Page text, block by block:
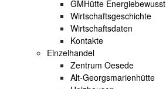
GMHütte Energiebewusst
Wirtschaftsgeschichte
Wirtschaftsdaten
Kontakte
Einzelhandel
Zentrum Oesede
Alt-Georgsmarienhütte